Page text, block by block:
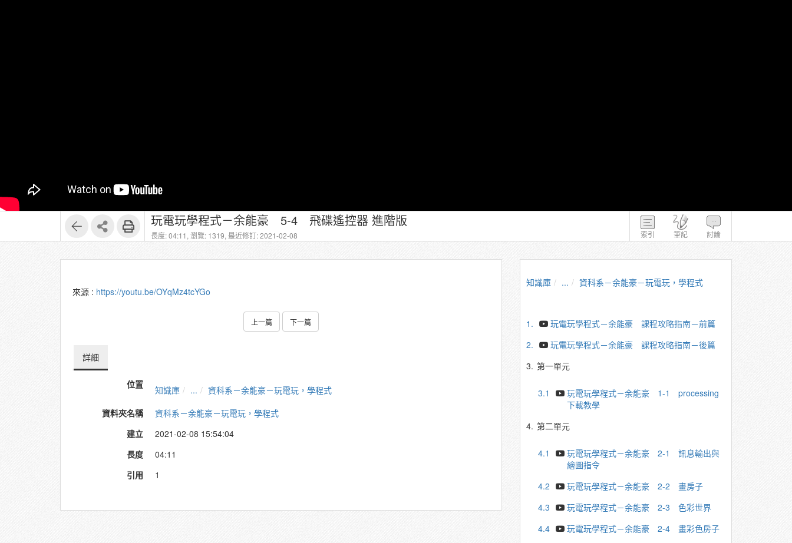
索引 筆記 討論
玩電玩學程式－余能豪 5-4 飛碟遙控器 進階版
長度: 04:11, 瀏覽: 1319, 最近修訂: 2021-02-08
來源 : https://youtu.be/OYqMz4tcYGo
上一篇 下一篇
詳細
位置 知識庫 ...
資科系－余能豪－玩電玩，學程式
資料夾名稱
資科系－余能豪－玩電玩，學程式
建立
2021-02-08 15:54:04
長度
04:11
引用
1
知識庫 ... 資科系－余能豪－玩電玩，學程式
1.
玩電玩學程式－余能豪 課程攻略指南－前篇
2.
玩電玩學程式－余能豪 課程攻略指南－後篇
3. 第一單元
3.1
玩電玩學程式－余能豪 1-1 processing
下載教學
4. 第二單元
4.1
玩電玩學程式－余能豪 2-1 訊息輸出與
繪圖指令
4.2
玩電玩學程式－余能豪 2-2 畫房子
4.3
玩電玩學程式－余能豪 2-3 色彩世界
4.4
玩電玩學程式－余能豪 2-4 畫彩色房子